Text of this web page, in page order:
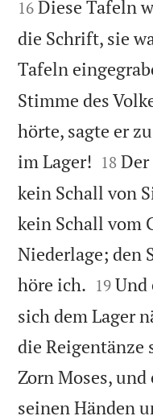
16 Diese Tafeln
die Schrift, sie
Tafeln
Stimme des
hörte, sagte er
im Lager! 

18
kein Schall von
kein Schall vom
Niederlage; den
höre ich. 

19 Und
sich dem Lager
die Reigentänze
Zorn Moses,
seinen Händen